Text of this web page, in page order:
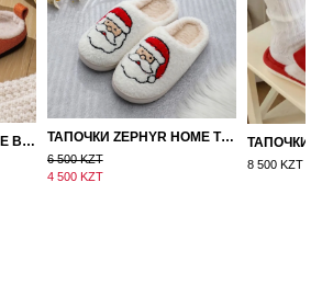
ТАПОЧКИ ZEPHYR HOME ВОЙЛОК ОРАНЖЕВЫЙ ТАПОЧКИ ZEPHYR HOME ТЕДДИ ДЕД МОРОЗ NEW
6 500 KZT
4 500 KZT
8 500 KZT